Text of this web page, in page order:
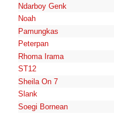
Ndarboy Genk
Noah
Pamungkas
Peterpan
Rhoma Irama
ST12
Sheila On 7
Slank
Soegi Bornean